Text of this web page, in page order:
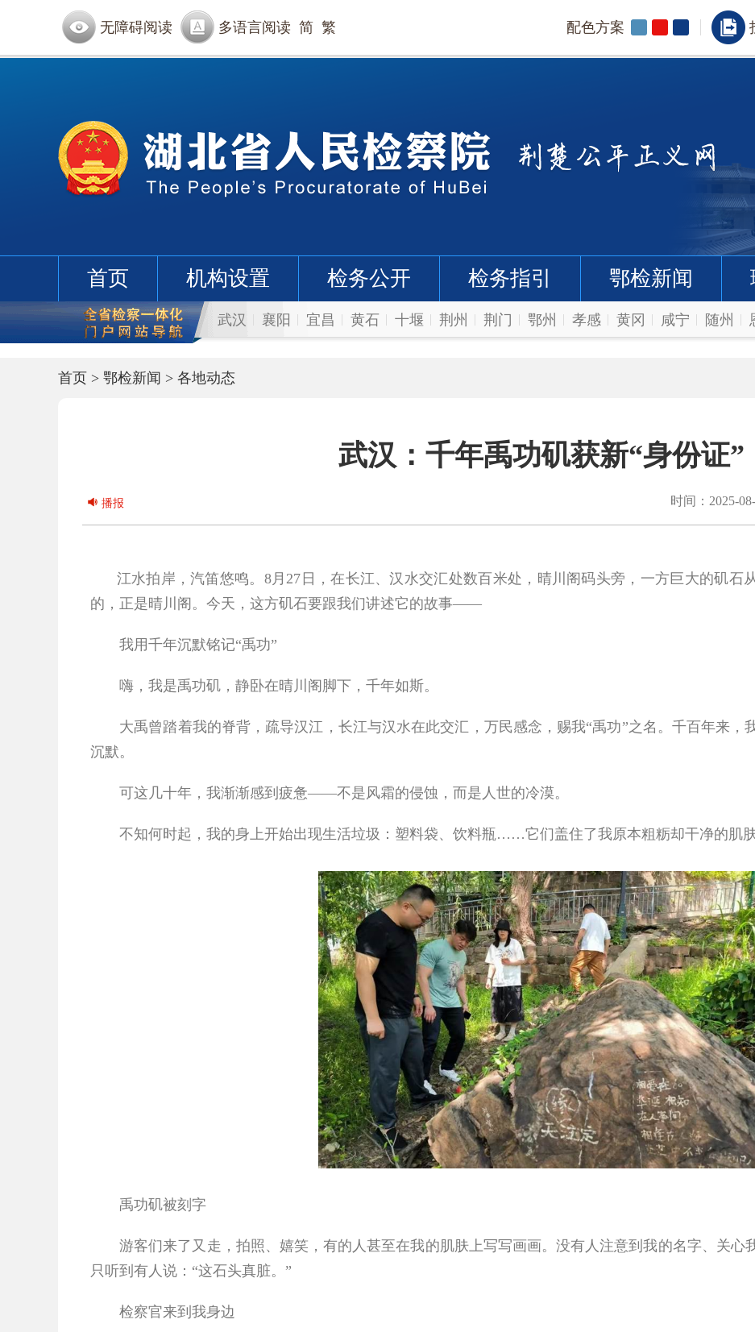
无障碍阅读 多语言阅读 简 繁 配色方案
首页 机构设置 检务公开 检务指引 鄂检新闻
武汉 襄阳 宜昌 黄石 十堰 荆州 荆门 鄂州 孝感 黄冈 咸宁 随州
首页 > 鄂检新闻 > 各地动态
武汉：千年禹功矶获新“身份证”
播报 时间：2025-
江水拍岸，汽笛悠鸣。 8月27 日，在长江、汉水交汇处数百米处，晴川阁码头旁，一方巨大的矶石
的，正是晴川阁。今天，这方矶石要跟我们讲述它的故事——
我用千年沉默铭记“禹功”
嗨，我是禹功矶，静卧在晴川阁脚下，千年如斯。
大禹曾踏着我的脊背，疏导汉江，长江与汉水在此交汇，万民感念，赐我“禹功”之名。千百年来，
沉默。
可这几十年，我渐渐感到疲惫——不是风霜的侵蚀，而是人世的冷漠。
不知何时起，我的身上开始出现生活垃圾：塑料袋、饮料瓶……它们盖住了我原本粗粝却干净的肌肤
禹功矶被刻字
游客们来了又走，拍照、嬉笑，有的人甚至在我的肌肤上写写画画。没有人注意到我的名字、关心
只听到有人说：“这石头真脏。”
检察官来到我身边